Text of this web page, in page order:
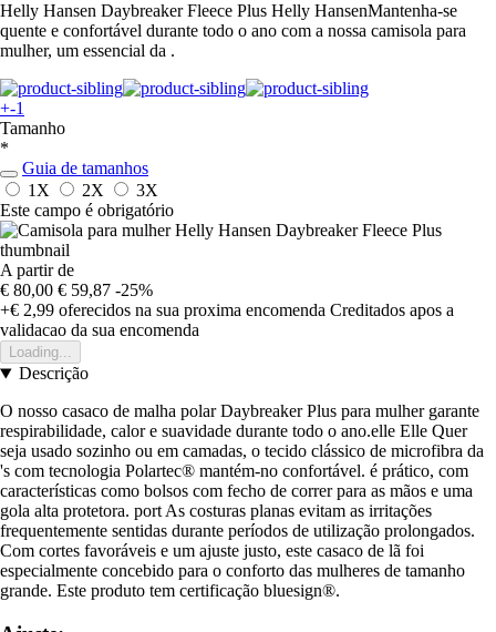
Helly Hansen Daybreaker Fleece Plus Helly HansenMantenha-se
quente e confortável durante todo o ano com a nossa camisola para
mulher, um essencial da .
+-1
Tamanho
*
Guia de tamanhos
1X
2X
3X
Este campo é obrigatório
A partir de
€ 80,00 € 59,87 -25%
+€ 2,99 oferecidos na sua proxima encomenda Creditados apos a
validacao da sua encomenda
Loading...
Descrição
O nosso casaco de malha polar Daybreaker Plus para mulher garante
respirabilidade, calor e suavidade durante todo o ano.elle Elle Quer
seja usado sozinho ou em camadas, o tecido clássico de microfibra da
's com tecnologia Polartec® mantém-no confortável. é prático, com
características como bolsos com fecho de correr para as mãos e uma
gola alta protetora. port As costuras planas evitam as irritações
frequentemente sentidas durante períodos de utilização prolongados.
Com cortes favoráveis e um ajuste justo, este casaco de lã foi
especialmente concebido para o conforto das mulheres de tamanho
grande. Este produto tem certificação bluesign®.